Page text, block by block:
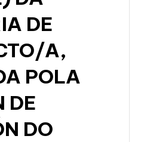
DE
A,
POLA
DE
DO